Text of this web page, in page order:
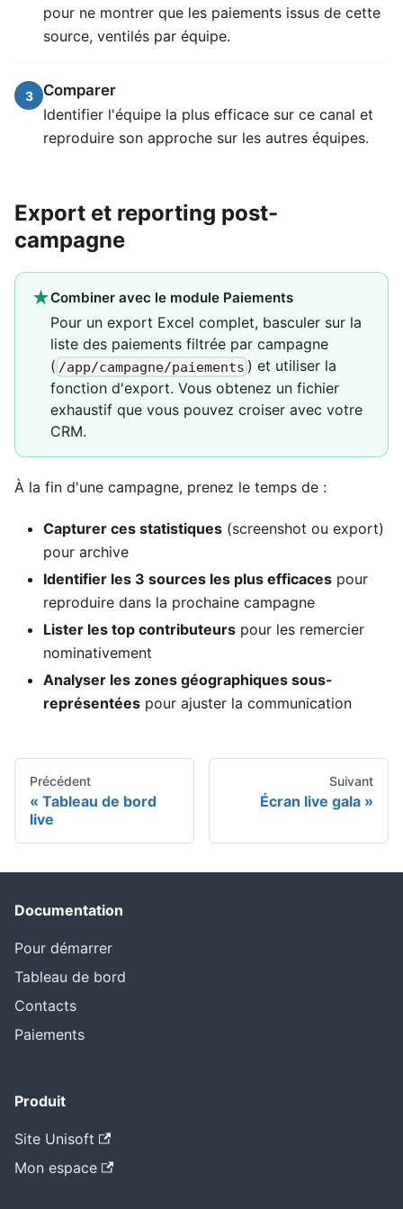
pour ne montrer que les paiements issus de cette
source, ventilés par équipe.
3
Comparer
Identifier l'équipe la plus efficace sur ce canal et
reproduire son approche sur les autres équipes.
Export et reporting post-
campagne
★Combiner avec le module Paiements
Pour un export Excel complet, basculer sur la
liste des paiements filtrée par campagne
( /app/campagne/paiements ) et utiliser la
fonction d'export. Vous obtenez un fichier
exhaustif que vous pouvez croiser avec votre
CRM.
À la fin d'une campagne, prenez le temps de :
Capturer ces statistiques (screenshot ou export)
pour archive
Identifier les 3 sources les plus efficaces pour
reproduire dans la prochaine campagne
Lister les top contributeurs pour les remercier
nominativement
Analyser les zones géographiques sous-
représentées pour ajuster la communication
Précédent
Tableau de bord
live
Suivant
Écran live gala
Documentation
Pour démarrer
Tableau de bord
Contacts
Paiements
Produit
Site Unisoft
Mon espace